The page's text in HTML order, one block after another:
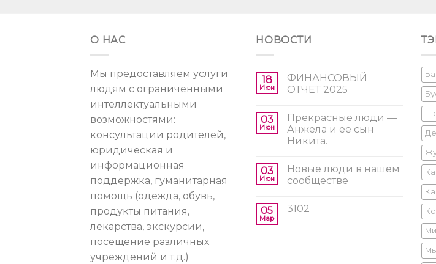
О НАС
Мы предоставляем услуги
людям с ограниченными
интеллектуальными
возможностями:
консультации родителей,
юридическая и
информационная
поддержка, гуманитарная
помощь (одежда, обувь,
продукты питания,
лекарства, экскурсии,
посещение различных
учреждений и т.д.)
НОВОСТИ
18
Июн
ФИНАНСОВЫЙ
ОТЧЕТ 2025
03
Июн
Прекрасные люди —
Анжела и ее сын
Никита.
03
Июн
Новые люди в нашем
сообществе
05
Мар
3102